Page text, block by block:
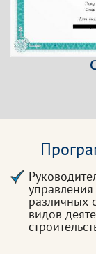
различных
видов